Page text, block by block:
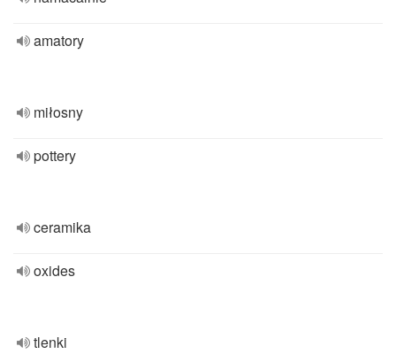
amatory
miłosny
pottery
ceramika
oxides
tlenki